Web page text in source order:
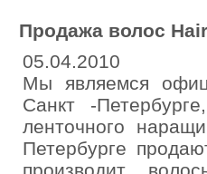
Продажа волос
05.04.2010
Мы являемся
Санкт -
ленточного
Петербурге